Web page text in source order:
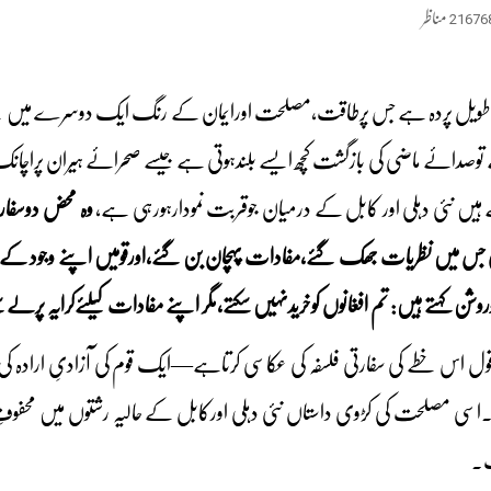
مناظر
ایک طویل پردہ ہے جس پرطاقت،مصلحت اورایمان کے رنگ ایک دوسرے
ماضی کی بازگشت کچھ ایسے بلندہوتی ہے جیسے صحرائے ہیران
نئی دہلی اور کابل کے درمیان جوقربت نمودارہورہی ہے،وہ محض
میں نظریات جھک گئے،مفادات پہچان بن گئے،اورقومیں اپنے وجود
کہتے ہیں: تم افغانوں کوخریدنہیں سکتے،مگر اپنے مفادات کیلئےکرایہ پرلے
قول اس خطے کی سفارتی فلسفہ کی عکاسی کرتاہے—ایک قوم کی آزادیِ
مصلحت کی کڑوی داستاں نئی دہلی اورکابل کے حالیہ رشتوں